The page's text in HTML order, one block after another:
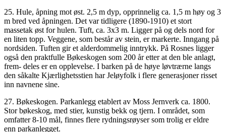
25. Hule, åpning mot øst. 2,5 m dyp, opprinnelig ca. 1,5 m høy og 3
m bred ved åpningen. Det var tidligere (1890-1910) et stort
massetak øst for hulen. Tuft, ca. 3x3 m. Ligger på og dels nord for
en liten topp. Veggene, som består av stein, er markerte. Inngang på
nordsiden. Tuften gir et alderdommelig inntrykk. På Rosnes ligger
også den praktfulle Bøkeskogen som 200 år etter at den ble anlagt,
frem- deles er en opplevelse. I barken på de høye løvtrærne langs
den såkalte Kjærlighetsstien har Jeløyfolk i flere generasjoner risset
inn navnene sine.
27. Bøkeskogen. Parkanlegg etablert av Moss Jernverk ca. 1800.
Stor bøkeskog, med stier, kunstig bekk og tjern. I området, som
omfatter 8-10 mål, finnes flere rydningsrøyser som trolig er eldre
enn parkanlegget.